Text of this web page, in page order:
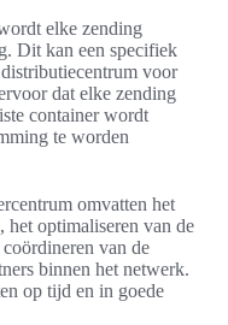
elke zending
Dit kan een specifiek
voor
dat elke zending
container wordt
te worden
omvatten het
het optimaliseren van de
van de
binnen het netwerk.
op tijd en in goede